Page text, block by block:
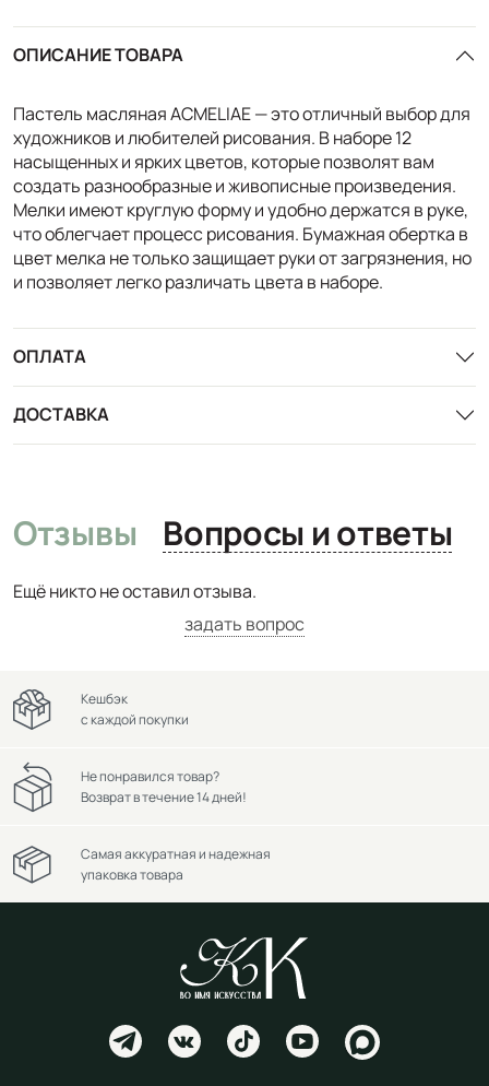
ОПИСАНИЕ ТОВАРА
Пастель масляная ACMELIAE — это отличный выбор для
художников и любителей рисования. В наборе 12
насыщенных и ярких цветов, которые позволят вам
создать разнообразные и живописные произведения.
Мелки имеют круглую форму и удобно держатся в руке,
что облегчает процесс рисования. Бумажная обертка в
цвет мелка не только защищает руки от загрязнения, но
и позволяет легко различать цвета в наборе.
ОПЛАТА
ДОСТАВКА
Отзывы Вопросы и ответы
Ещё никто не оставил отзыва.
задать вопрос
Кешбэк
с каждой покупки
Не понравился товар?
Возврат в течение 14 дней!
Самая аккуратная и надежная
упаковка товара